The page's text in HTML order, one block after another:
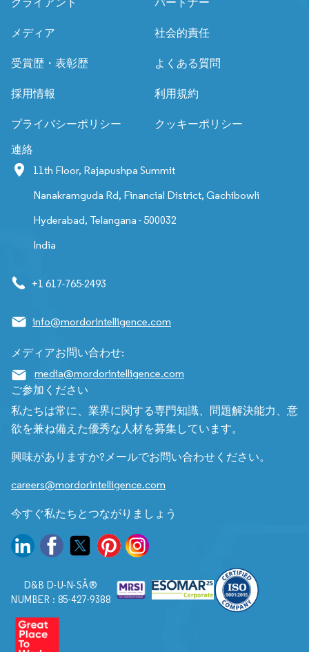
クライアント パートナー
メディア 社会的責任
受賞歴・表彰歴 よくある質問
採用情報 利用規約
プライバシーポリシー クッキーポリシー
連絡
11th Floor, Rajapushpa Summit
Nanakramguda Rd, Financial District, Gachibowli
Hyderabad, Telangana - 500032
India
+1 617-765-2493
info@mordorintelligence.com
メディアお問い合わせ:
media@mordorintelligence.com
ご参加ください
私たちは常に、業界に関する専門知識、問題解決能力、意
欲を兼ね備えた優秀な人材を募集しています。
興味がありますか?メールでお問い合わせください。
careers@mordorintelligence.com
今すぐ私たちとつながりましょう
D&B D-U-N-SÂ®
NUMBER : 85-427-9388